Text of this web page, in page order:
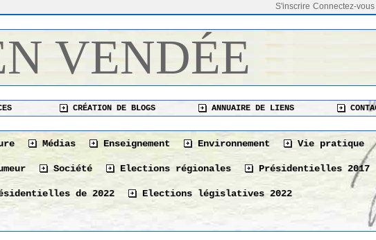
Connectez-vous
S'inscrire
VENDÉE
CRÉATION DE BLOGS ANNUAIRE DE LIENS
Médias Enseignement Environnement Vie pratique
Société Elections régionales Présidentielles 2017
de 2022 Elections législatives 2022